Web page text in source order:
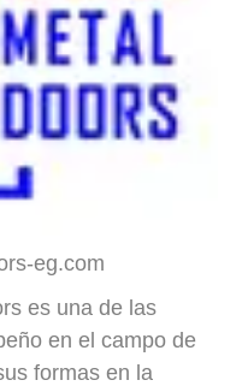
eg.com
es una de las
en el campo de
formas en la